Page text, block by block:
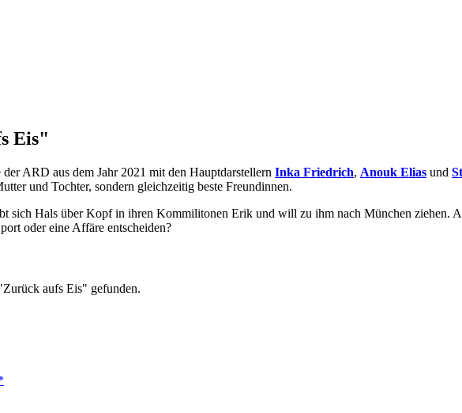
Eis"
ARD aus dem Jahr 2021 mit den Hauptdarstellern Inka Friedrich, Anouk Elias und
und Tochter, sondern gleichzeitig beste Freundinnen.
sich Hals über Kopf in ihren Kommilitonen Erik und will zu ihm nach München ziehen.
oder eine Affäre entscheiden?
aufs Eis" gefunden.